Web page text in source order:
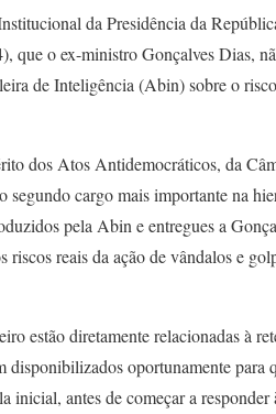
da Presidência da
que o ex-ministro Gonçalves Dias,
de Inteligência (Abin) sobre o
dos Atos Antidemocráticos, da
segundo cargo mais importante na
pela Abin e entregues a
reais da ação de vândalos e
estão diretamente relacionadas à
oportunamente para
inicial, antes de começar a responder